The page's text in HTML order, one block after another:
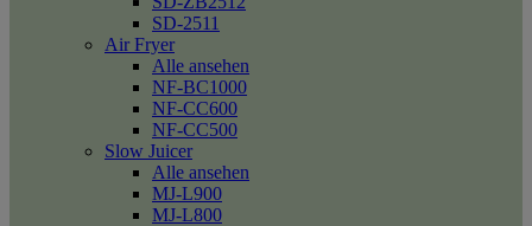
SD-2511
Air Fryer
Alle ansehen
NF-BC1000
NF-CC600
NF-CC500
Slow Juicer
Alle ansehen
MJ-L900
MJ-L800